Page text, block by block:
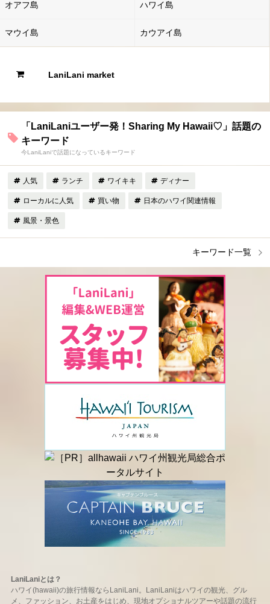
オアフ島 ハワイ島
マウイ島 カウアイ島
LaniLani market
「LaniLaniユーザー発！Sharing My Hawaii♡」話題の
キーワード
今LaniLaniで話題になっているキーワード
人気 ランチ ワイキキ ディナー
ローカルに人気 買い物 日本のハワイ関連情報
風景・景色
キーワード一覧
LaniLaniとは？
ハワイ(hawaii)の旅行情報ならLaniLani。LaniLaniはハワイの観光、グル
メ、ファッション、お土産をはじめ、現地オプショナルツアーや話題の流行